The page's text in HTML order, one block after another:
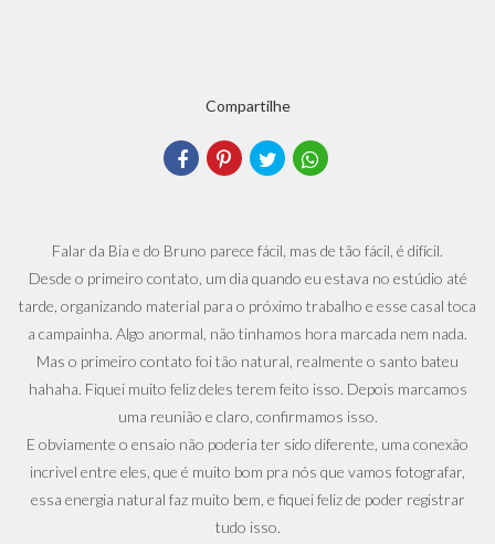
Compartilhe
Falar da Bia e do Bruno parece fácil, mas de tão fácil, é difícil.
Desde o primeiro contato, um dia quando eu estava no estúdio até
tarde, organizando material para o próximo trabalho e esse casal toca
a campainha. Algo anormal, não tinhamos hora marcada nem nada.
Mas o primeiro contato foi tão natural, realmente o santo bateu
hahaha. Fiquei muito feliz deles terem feito isso. Depois marcamos
uma reunião e claro, confirmamos isso.
E obviamente o ensaio não poderia ter sido diferente, uma conexão
incrivel entre eles, que é muito bom pra nós que vamos fotografar,
essa energia natural faz muito bem, e fiquei feliz de poder registrar
tudo isso.